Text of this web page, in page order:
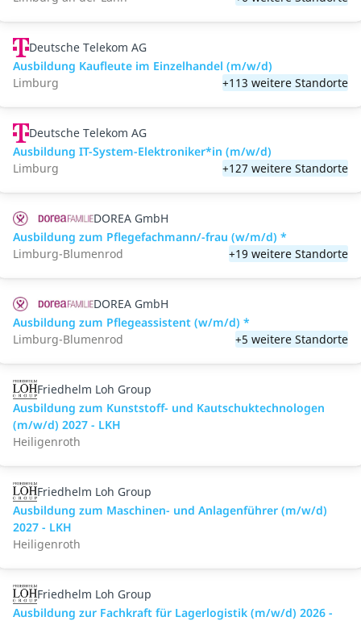
Deutsche Telekom AG
Ausbildung Kaufleute im Einzelhandel (m/w/d)
Limburg
+113 weitere Standorte
Deutsche Telekom AG
Ausbildung IT-System-Elektroniker*in (m/w/d)
Limburg
+127 weitere Standorte
DOREA GmbH
Ausbildung zum Pflegefachmann/-frau (w/m/d) *
Limburg-Blumenrod
+19 weitere Standorte
DOREA GmbH
Ausbildung zum Pflegeassistent (w/m/d) *
Limburg-Blumenrod
+5 weitere Standorte
Friedhelm Loh Group
Ausbildung zum Kunststoff- und Kautschuktechnologen
(m/w/d) 2027 - LKH
Heiligenroth
Friedhelm Loh Group
Ausbildung zum Maschinen- und Anlagenführer (m/w/d)
2027 - LKH
Heiligenroth
Friedhelm Loh Group
Ausbildung zur Fachkraft für Lagerlogistik (m/w/d) 2026 -